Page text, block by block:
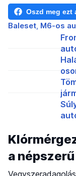
Oszd meg ezt
Baleset M6-os
a